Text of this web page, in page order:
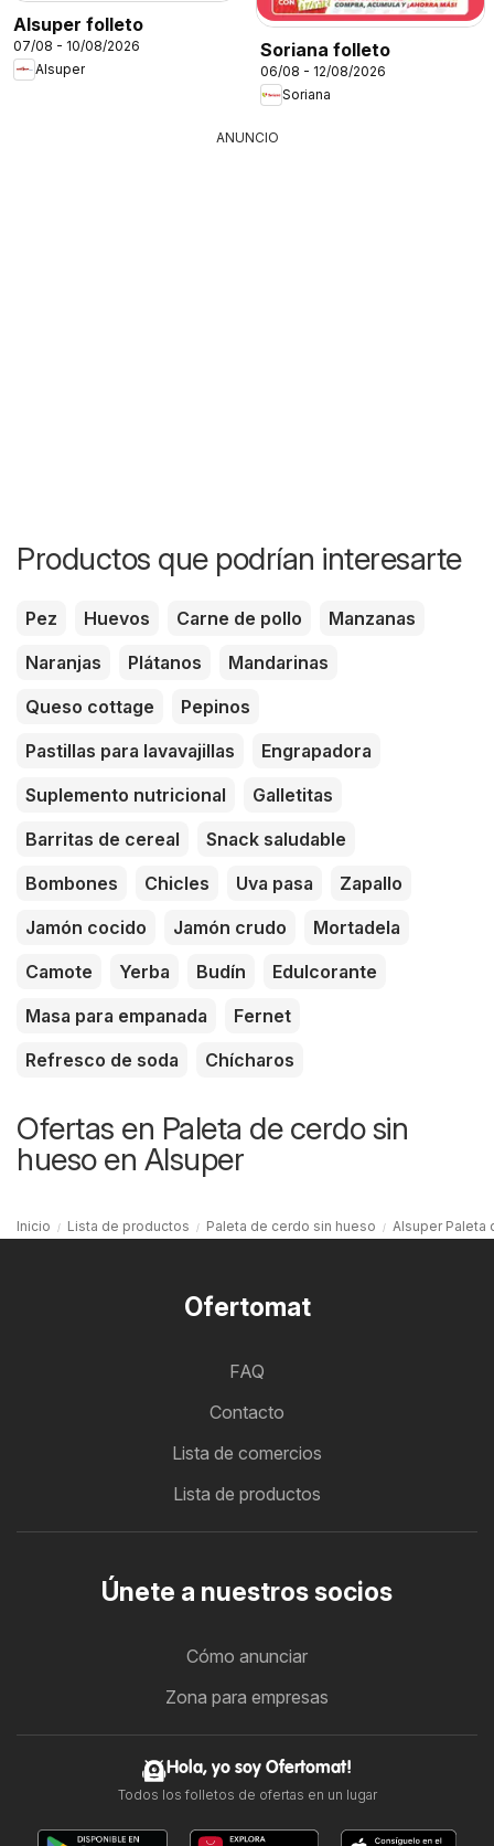
Alsuper folleto
07/08 - 10/08/2026
Alsuper
Soriana folleto
06/08 - 12/08/2026
Soriana
ANUNCIO
Productos que podrían interesarte
Pez Huevos Carne de pollo
Manzanas
Naranjas
Plátanos
Mandarinas
Queso cottage
Pepinos
Pastillas para lavavajillas
Engrapadora
Suplemento nutricional
Galletitas
Barritas de cereal
Snack saludable
Bombones
Chicles Uva pasa
Zapallo
Jamón cocido
Jamón crudo
Mortadela
Camote
Yerba Budín
Edulcorante
Masa para empanada
Fernet
Refresco de soda
Chícharos
Ofertas en Paleta de cerdo sin
hueso en Alsuper
Inicio Lista de productos Paleta de cerdo sin hueso Alsuper Paleta
Ofertomat
FAQ
Contacto
Lista de comercios
Lista de productos
Únete a nuestros socios
Cómo anunciar
Zona para empresas
Hola, yo soy Ofertomat!
Todos los folletos de ofertas en un lugar